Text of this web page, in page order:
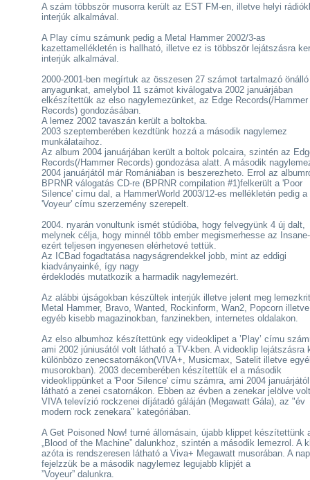
A szám többször musorra került az EST FM-en, illetve helyi
interjúk alkalmával.
A Play címu számunk pedig a Metal Hammer 2002/3-as
kazettamellékletén is hallható, illetve ez is többször lejátszásra
interjúk alkalmával.
2000-2001-ben megírtuk az összesen 27 számot tartalmazó önálló
anyagunkat, amelybol 11 számot kiválogatva 2002 januárjában
elkészítettük az elso nagylemezünket, az Edge Records(/Hammer
Records) gondozásában.
A lemez 2002 tavaszán került a boltokba.
2003 szeptemberében kezdtünk hozzá a második nagylemez
munkálataihoz.
Az album 2004 januárjában került a boltok polcaira, szintén az
Records(/Hammer Records) gondozása alatt. A második
2004 januárjától már Romániában is beszerezheto. Errol az
BPRNR válogatás CD-re (BPRNR compilation #1)felkerült a 'Poor
Silence' címu dal, a HammerWorld 2003/12-es mellékletén pedig a
'Voyeur' címu szerzemény szerepelt.
2004. nyarán vonultunk ismét stúdióba, hogy felvegyünk 4 új dalt,
melynek célja, hogy minnél több ember megismerhesse az
ezért teljesen ingyenesen elérhetové tettük.
Az ICBad fogadtatása nagyságrendekkel jobb, mint az eddigi
kiadványainké, így nagy
érdeklodés mutatkozik a harmadik nagylemezért.
Az alábbi újságokban készültek interjúk illetve jelent meg
Metal Hammer, Bravo, Wanted, Rockinform, Wan2, Popcorn illetve
egyéb kisebb magazinokban, fanzinekben, internetes oldalakon.
Az elso albumhoz készítettünk egy videoklipet a ’Play’ címu
ami 2002 júniusától volt látható a TV-kben. A videoklip lejátszásra
különbözo zenecsatornákon(VIVA+, Musicmax, Satelit illetve
musorokban). 2003 decemberében készítettük el a második
videoklippünket a 'Poor Silence' címu számra, ami 2004 januárjától
látható a zenei csatornákon. Ebben az évben a zenekar jelölve
VIVA televízió rockzenei díjátadó gáláján (Megawatt Gála), az "év
modern rock zenekara" kategóriában.
A Get Poisoned Now! turné állomásain, újabb klippet készítettünk
„Blood of the Machine” dalunkhoz, szintén a második lemezrol. A
azóta is rendszeresen látható a Viva+ Megawatt musorában. A
fejelzzük be a második nagylemez legujabb klipjét a
”Voyeur” dalunkra.